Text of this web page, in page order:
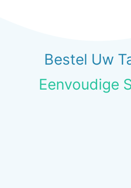
Bestel Uw
Eenvoudige